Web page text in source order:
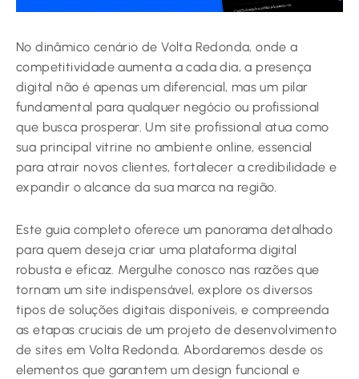
No dinâmico cenário de Volta Redonda, onde a
competitividade aumenta a cada dia, a presença
digital não é apenas um diferencial, mas um pilar
fundamental para qualquer negócio ou profissional
que busca prosperar. Um site profissional atua como
sua principal vitrine no ambiente online, essencial
para atrair novos clientes, fortalecer a credibilidade e
expandir o alcance da sua marca na região.
Este guia completo oferece um panorama detalhado
para quem deseja criar uma plataforma digital
robusta e eficaz. Mergulhe conosco nas razões que
tornam um site indispensável, explore os diversos
tipos de soluções digitais disponíveis, e compreenda
as etapas cruciais de um projeto de desenvolvimento
de sites em Volta Redonda. Abordaremos desde os
elementos que garantem um design funcional e